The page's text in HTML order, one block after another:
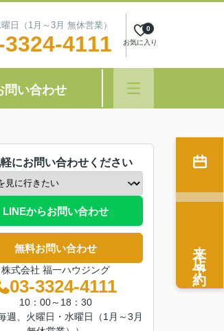
日（1月～3月 無休営業）
3324-4111 お気に入り
0
問い合わせ
にお問い合わせください
LINEからお問い合わせ
無料お問い合わせ
株式会社 福一ハウジング
03-3324-4111
10：00～18：30
週、火曜日・水曜日（1月～3月
来店予約